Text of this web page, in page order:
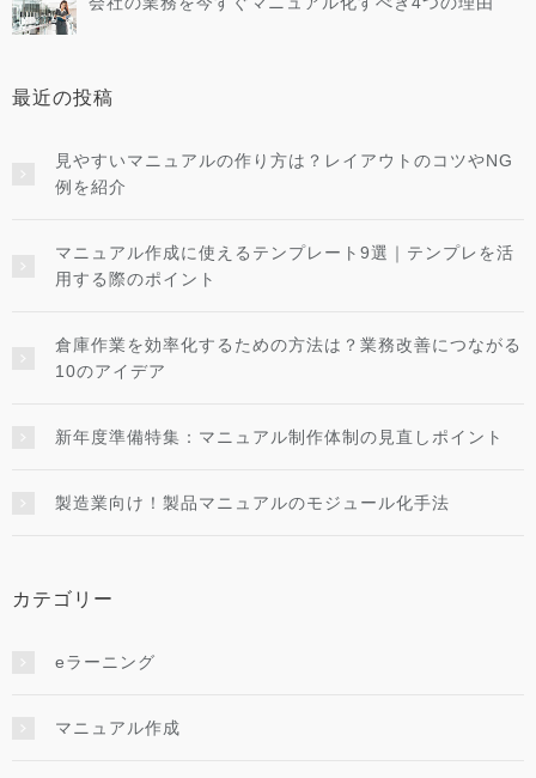
最近の投稿
見やすいマニュアルの作り方は？レイアウトのコツやNG
例を紹介
マニュアル作成に使えるテンプレート9選｜テンプレを活
用する際のポイント
倉庫作業を効率化するための方法は？業務改善につながる
10のアイデア
新年度準備特集：マニュアル制作体制の見直しポイント
製造業向け！製品マニュアルのモジュール化手法
カテゴリー
eラーニング
マニュアル作成